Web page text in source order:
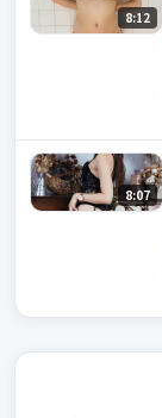
8:12
8:07